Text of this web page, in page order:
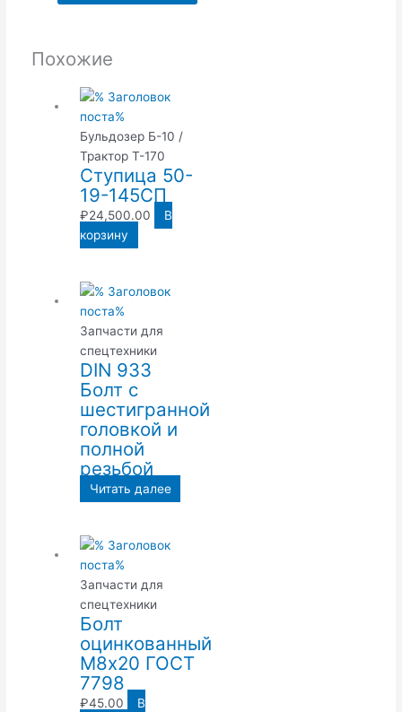
Похожие
Бульдозер Б-10 /
Трактор Т-170
Ступица 50-
19-145СП
₽24,500.00
В
корзину
Запчасти для
спецтехники
DIN 933
Болт с
шестигранной
головкой и
полной
резьбой
Читать далее
Запчасти для
спецтехники
Болт
оцинкованный
М8х20 ГОСТ
7798
₽45.00
В